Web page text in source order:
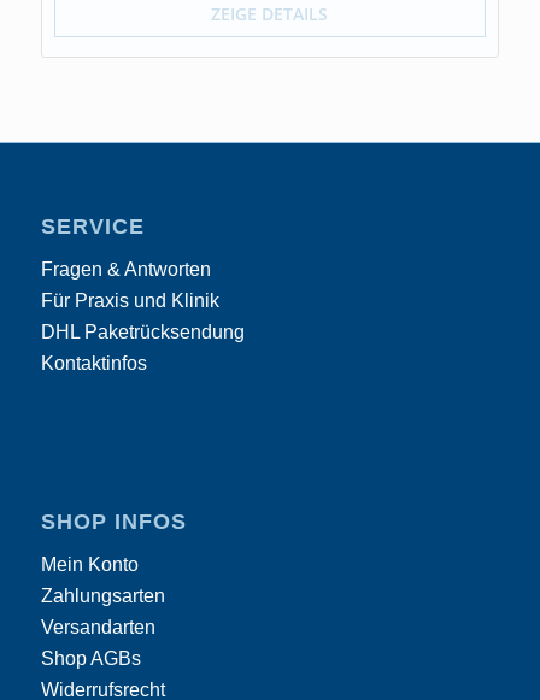
ZEIGE DETAILS
SERVICE
Fragen & Antworten
Für Praxis und Klinik
DHL Paketrücksendung
Kontaktinfos
SHOP INFOS
Mein Konto
Zahlungsarten
Versandarten
Shop AGBs
Widerrufsrecht